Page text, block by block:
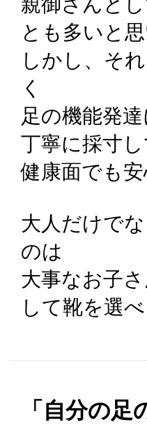
とも多いと思
しかし、そ
く
足の機能発
丁寧に採寸
健康面でも安
大人だけで
のは
大事なお子
して靴を選
「自分の